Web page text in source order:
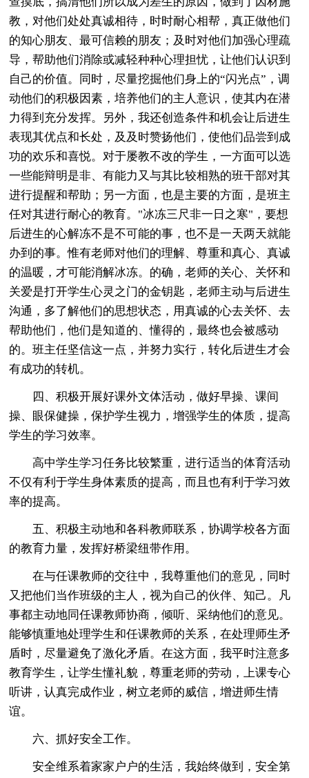
教，对他们处处真诚相待，时时耐心相帮，真正做他们
的知心朋友、最可信赖的朋友；及时对他们加强心理疏
导，帮助他们消除或减轻种种心理担忧，让他们认识到
自己的价值。同时，尽量挖掘他们身上的“闪光点”，调
动他们的积极因素，培养他们的主人意识，使其内在潜
力得到充分发挥。另外，我还创造条件和机会让后进生
表现其优点和长处，及及时赞扬他们，使他们品尝到成
功的欢乐和喜悦。对于屡教不改的学生，一方面可以选
一些能辩明是非、有能力又与其比较相熟的班干部对其
进行提醒和帮助；另一方面，也是主要的方面，是班主
任对其进行耐心的教育。"冰冻三尺非一日之寒"，要想
后进生的心解冻不是不可能的事，也不是一天两天就能
办到的事。惟有老师对他们的理解、尊重和真心、真诚
的温暖，才可能消解冰冻。的确，老师的关心、关怀和
关爱是打开学生心灵之门的金钥匙，老师主动与后进生
沟通，多了解他们的思想状态，用真诚的心去关怀、去
帮助他们，他们是知道的、懂得的，最终也会被感动
的。班主任坚信这一点，并努力实行，转化后进生才会
有成功的转机。
四、积极开展好课外文体活动，做好早操、课间
操、眼保健操，保护学生视力，增强学生的体质，提高
学生的学习效率。
高中学生学习任务比较繁重，进行适当的体育活动
不仅有利于学生身体素质的提高，而且也有利于学习效
率的提高。
五、积极主动地和各科教师联系，协调学校各方面
的教育力量，发挥好桥梁纽带作用。
在与任课教师的交往中，我尊重他们的意见，同时
又把他们当作班级的主人，视为自己的伙伴、知己。凡
事都主动地同任课教师协商，倾听、采纳他们的意见。
能够慎重地处理学生和任课教师的关系，在处理师生矛
盾时，尽量避免了激化矛盾。在这方面，我平时注意多
教育学生，让学生懂礼貌，尊重老师的劳动，上课专心
听讲，认真完成作业，树立老师的威信，增进师生情
谊。
六、抓好安全工作。
安全维系着家家户户的生活，我始终做到，安全第